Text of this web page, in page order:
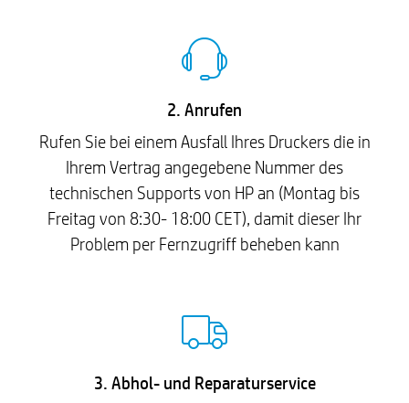
2. Anrufen
Rufen Sie bei einem Ausfall Ihres Druckers die in
Ihrem Vertrag angegebene Nummer des
technischen Supports von HP an (Montag bis
Freitag von 8:30- 18:00 CET), damit dieser Ihr
Problem per Fernzugriff beheben kann
3. Abhol- und Reparaturservice